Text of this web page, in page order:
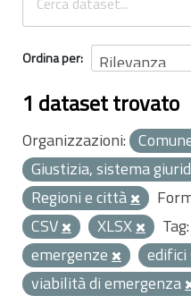
Ordina per
1 dataset trovato
Organizzazioni:
Giustizia, sistema
Regioni e città
CSV
XLSX Tag:
emergenze
viabilità di emergenza